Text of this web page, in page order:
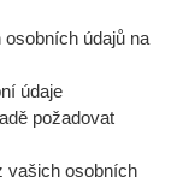
údajů na
údaje
požadovat
vašich osobních